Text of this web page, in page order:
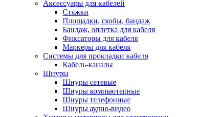
Аксессуары для кабелей
Стяжки
Площадки, скобы, бандаж
Бандаж, оплетка для кабеля
Фиксаторы для кабеля
Маркеры для кабеля
Системы для прокладки кабеля
Кабель-каналы
Шнуры
Шнуры сетевые
Шнуры компьютерные
Шнуры телефонные
Шнуры аудио-видео